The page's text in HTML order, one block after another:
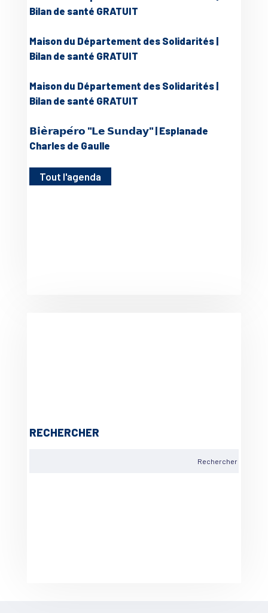
Bilan de santé GRATUIT
Maison du Département des Solidarités |
Bilan de santé GRATUIT
Maison du Département des Solidarités |
Bilan de santé GRATUIT
𝗕𝗶𝗲̀𝗿𝗮𝗽𝗲́𝗿𝗼 "𝗟𝗲 𝗦𝘂𝗻𝗱𝗮𝘆" | Esplanade
Charles de Gaulle
Tout l'agenda
RECHERCHER